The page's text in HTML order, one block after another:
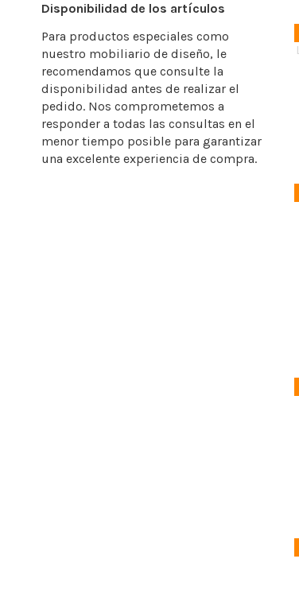
Disponibilidad de los artículos
Para productos especiales como
nuestro mobiliario de diseño, le
recomendamos que consulte la
disponibilidad antes de realizar el
pedido. Nos comprometemos a
responder a todas las consultas en el
menor tiempo posible para garantizar
una excelente experiencia de compra.